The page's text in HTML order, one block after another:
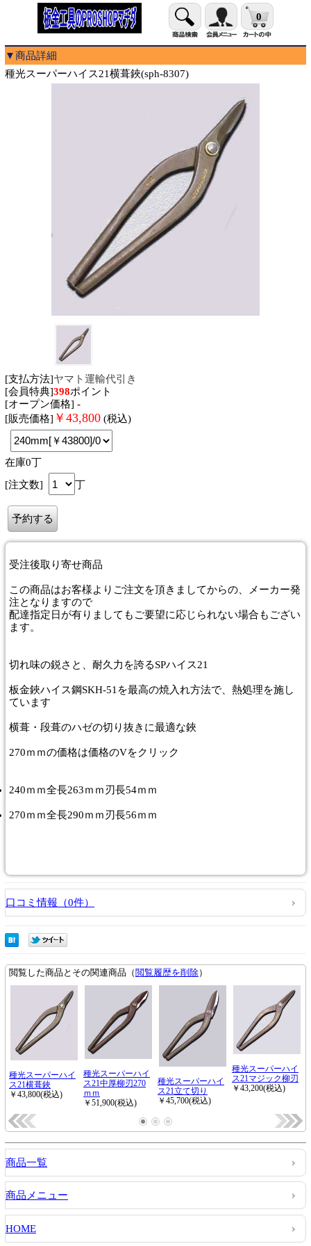
0
▼商品詳細
種光スーパーハイス21横葺鋏(sph-8307)
[支払方法]ヤマト運輸代引き
[会員特典]398ポイント
[オープン価格] -
[販売価格] ￥ 43,800 (税込)
在庫0丁
[注文数]
丁
受注後取り寄せ商品
この商品はお客様よりご注文を頂きましてからの、メーカー発
注となりますので
配達指定日が有りましてもご要望に応じられない場合もござい
ます。
切れ味の鋭さと、耐久力を誇るSPハイス21
板金鋏ハイス鋼SKH-51を最高の焼入れ方法で、熱処理を施し
ています
横葺・段葺のハゼの切り抜きに最適な鋏
270ｍｍの価格は価格のVをクリック
240ｍｍ全長263ｍｍ刃長54ｍｍ
270ｍｍ全長290ｍｍ刃長56ｍｍ
口コミ情報（0件）
商品一覧
商品メニュー
HOME